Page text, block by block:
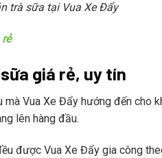
trà sữa tại Vua Xe Đẩy
giá rẻ, uy tín
Vua Xe Đẩy hướng đến cho
lên hàng đầu.
được Vua Xe Đẩy gia công